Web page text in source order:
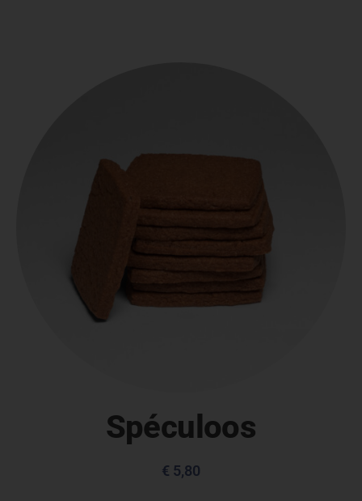
Spéculoos
€ 5,80